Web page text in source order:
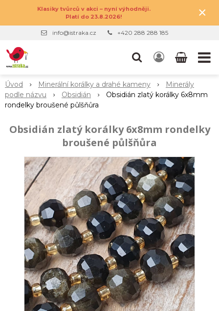
Klasiky tvůrců v akci – nyní výhodněji.
Platí do 23.8.2026!
×
info@istraka.cz +420 288 288 185
Úvod Minerální korálky a drahé kameny
Minerály
podle názvu
Obsidián
Obsidián zlatý korálky 6x8mm
rondelky broušené půlšňůra
Obsidián zlatý korálky 6x8mm rondelky
broušené půlšňůra